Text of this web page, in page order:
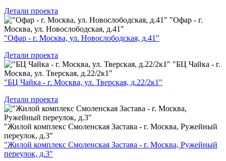
Детали проекта
"Офар - г.
Москва, ул. Новослободская, д.41"
"Офар - г. Москва, ул. Новослободская, д.41"
Детали проекта
"БЦ Чайка - г.
Москва, ул. Тверская, д.22/2к1"
"БЦ Чайка - г. Москва, ул. Тверская, д.22/2к1"
Детали проекта
"Жилой комплекс Смоленская Застава - г. Москва, Ружейный
переулок, д.3"
"Жилой комплекс Смоленская Застава - г. Москва, Ружейный
переулок, д.3"